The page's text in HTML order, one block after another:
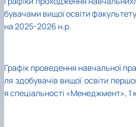
бувачами вищої освіти
на2025-2026 н.р.
Графік проведення навчальної
ля здобувачів вищої освіти
я спеціальності «Менеджмент», 1